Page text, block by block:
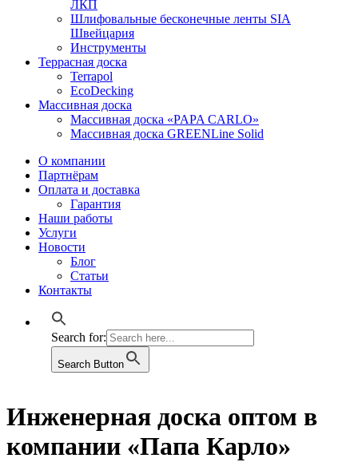
ЛКП
Шлифовальные бесконечные ленты SIA
Швейцария
Инструменты
Террасная доска
Terrapol
EcoDecking
Массивная доска
Массивная доска «PAPA CARLO»
Массивная доска GREENLine Solid
О компании
Партнёрам
Оплата и доставка
Гарантия
Наши работы
Услуги
Новости
Блог
Статьи
Контакты
Search for:
Search Button
Инженерная доска оптом в
компании «Папа Карло»